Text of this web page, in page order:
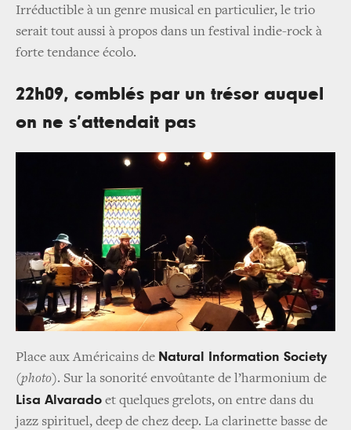
Irréductible à un genre musical en particulier, le trio
serait tout aussi à propos dans un festival indie-rock à
forte tendance écolo.
22h09, comblés par un trésor auquel
on ne s’attendait pas
Place aux Américains de Natural Information Society
(photo). Sur la sonorité envoûtante de l’harmonium de
Lisa Alvarado et quelques grelots, on entre dans du
jazz spirituel, deep de chez deep. La clarinette basse de